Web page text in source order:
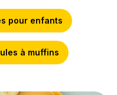
pour enfants
à muffins